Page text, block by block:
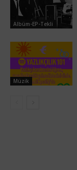
Albüm-EP-Tekli
Müzik